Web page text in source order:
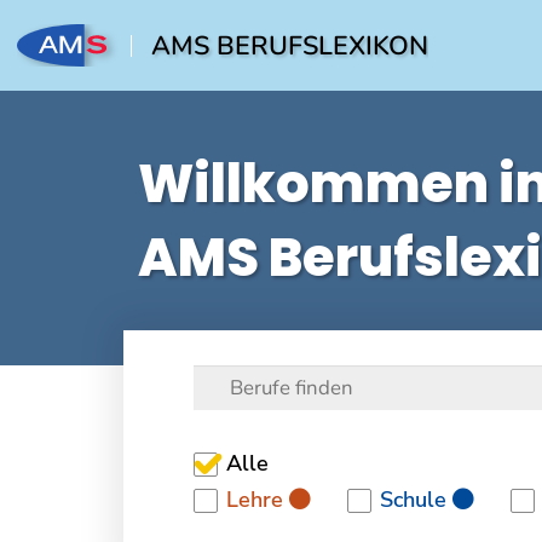
AMS BERUFSLEXIKON
Willkommen
AMS
Alle
Lehre
Schule